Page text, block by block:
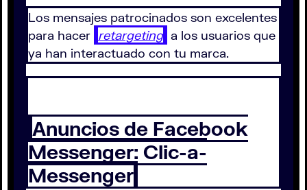
Los mensajes patrocinados son excelentes
para hacer retargeting a los usuarios que
ya han interactuado con tu marca.
Anuncios de Facebook
Messenger: Clic-a-
Messenger